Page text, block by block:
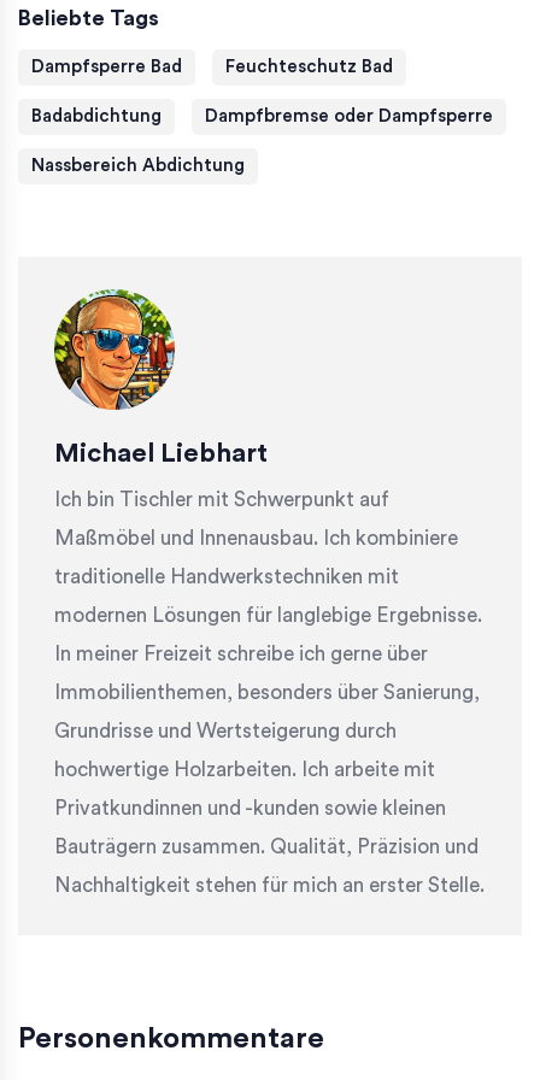
Beliebte Tags
Dampfsperre Bad Feuchteschutz Bad
Badabdichtung Dampfbremse oder Dampfsperre
Nassbereich Abdichtung
Michael Liebhart
Ich bin Tischler mit Schwerpunkt auf
Maßmöbel und Innenausbau. Ich kombiniere
traditionelle Handwerkstechniken mit
modernen Lösungen für langlebige Ergebnisse.
In meiner Freizeit schreibe ich gerne über
Immobilienthemen, besonders über Sanierung,
Grundrisse und Wertsteigerung durch
hochwertige Holzarbeiten. Ich arbeite mit
Privatkundinnen und -kunden sowie kleinen
Bauträgern zusammen. Qualität, Präzision und
Nachhaltigkeit stehen für mich an erster Stelle.
Personenkommentare